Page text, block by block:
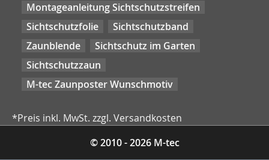
Montageanleitung Sichtschutzstreifen
Sichtschutzfolie
Sichtschutzband
Zaunblende
Sichtschutz im Garten
Sichtschutzzaun
M-tec Zaunposter Wunschmotiv
*Preis inkl. MwSt. zzgl. Versandkosten
© 2010 - 2026 M-tec